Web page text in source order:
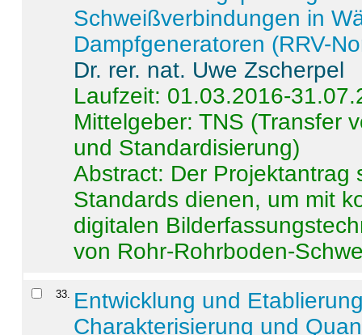
Schweißverbindungen in
Dampfgeneratoren (RRV-
Dr. rer. nat. Uwe Zscherpel
Laufzeit: 01.03.2016-
Mittelgeber: TNS (Transfer
und Standardisierung)
Abstract: Der Projektantrag
Standards dienen, um mit
digitalen
von Rohr-Rohrboden-
33. Entwicklung und
Charakterisierung und